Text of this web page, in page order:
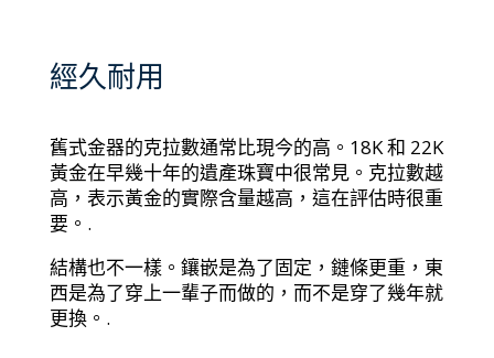
經久耐用
舊式金器的克拉數通常比現今的高。18K 和 22K
黃金在早幾十年的遺產珠寶中很常見。克拉數越
高，表示黃金的實際含量越高，這在評估時很重
要。.
結構也不一樣。鑲嵌是為了固定，鏈條更重，東
西是為了穿上一輩子而做的，而不是穿了幾年就
更換。.